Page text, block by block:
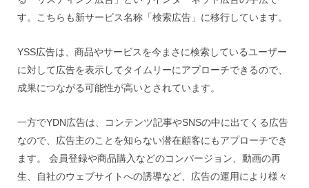
す。こちらも新サービス名称「検索広告」に移行しています。
YSS広告は、商品やサービスを今まさに検索しているユーザー
に対して広告を表示してタイムリーにアプローチできるので、
成果につながる可能性が高いとされています。
一方でYDN広告は、コンテンツ記事やSNSの中に出てくる広告
なので、広告主のことを知らない潜在顧客にもアプローチでき
ます。 会員登録や商品購入などのコンバージョン、動画の再
生、自社のウェブサイトへの誘導など、広告の運用により様々